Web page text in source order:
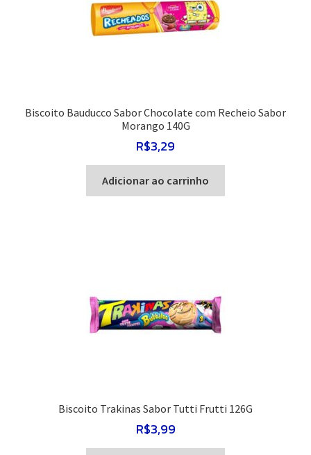
Biscoito Bauducco Sabor Chocolate com Recheio Sabor
Morango 140G
R$3,29
Adicionar ao carrinho
Biscoito Trakinas Sabor Tutti Frutti 126G
R$3,99